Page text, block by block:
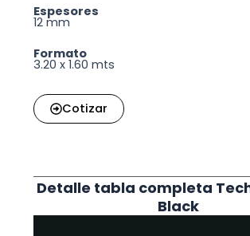
Espesores
12 mm
Formato
3.20 x 1.60 mts
Cotizar
Detalle tabla completa
Black